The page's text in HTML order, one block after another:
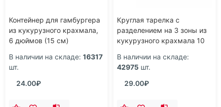
Контейнер для гамбургера
из кукурузного крахмала,
6 дюймов (15 см)
В наличии на складе: 16317
шт.
24.00₽
Круглая тарелка с
разделением на 3 зоны из
кукурузного крахмала 10
В наличии на складе:
42975 шт.
29.00₽